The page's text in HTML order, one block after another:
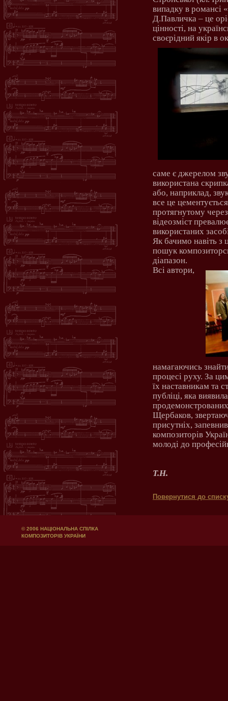
випадку в романсі
Д.Павличка – це
цінності, на
своєрідний якір в
саме є джерелом
використана
або, наприклад,
все це
протягнутому
відеозміст
використаних
Як бачимо навіть з
пошук
діапазон.
Всі автори,
намагаючись
процесі руху. За
їх наставникам та
публіці, яка
Щербаков,
присутніх,
композиторів
молоді до
Т.Н.
Повернутися до
© 2006 НАЦІОНАЛЬНА СПІЛКА
КОМПОЗИТОРІВ УКРАЇНИ